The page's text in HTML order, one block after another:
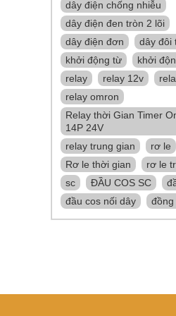
dây điện chống nhiễu
dây điện đen tròn 2 lõi
dây điện đơn
dây đôi
khởi động từ
khởi
relay
relay 12v
relay omron
Relay thời Gian Timer
14P 24V
relay trung gian
rơ le
Rơ le thời gian
rơ le
sc
ĐẦU COS SC
đầu cos nối dây
đồng